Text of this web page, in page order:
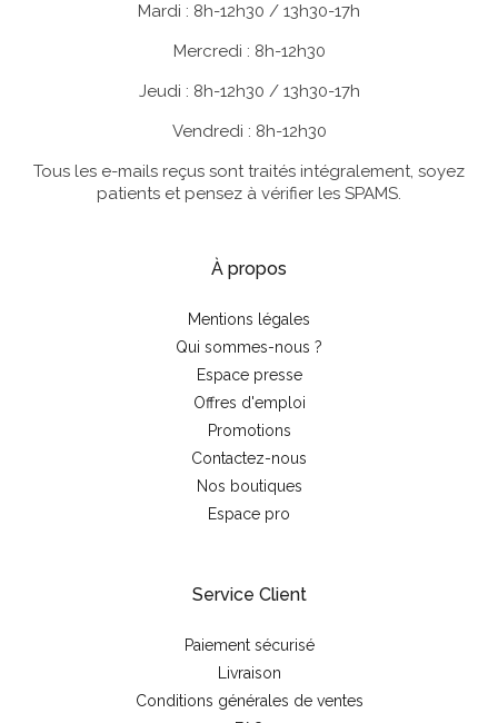
Mardi : 8h-12h30 / 13h30-17h
Mercredi : 8h-12h30
Jeudi : 8h-12h30 / 13h30-17h
Vendredi : 8h-12h30
Tous les e-mails reçus sont traités intégralement, soyez
patients et pensez à vérifier les SPAMS.
À propos
Mentions légales
Qui sommes-nous ?
Espace presse
Offres d'emploi
Promotions
Contactez-nous
Nos boutiques
Espace pro
Service Client
Paiement sécurisé
Livraison
Conditions générales de ventes